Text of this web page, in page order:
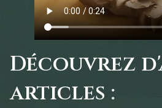
Découvrez
articles :